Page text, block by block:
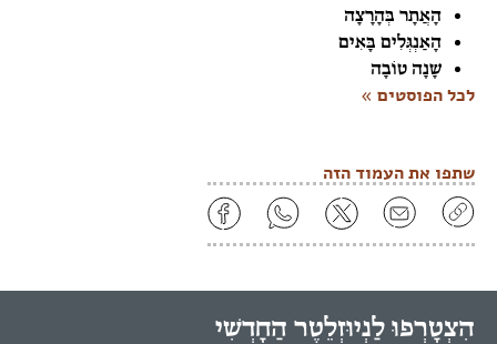
הָאֲתָר בְּהָרָצָה
הָאַנְגְּלִים בָּאִים
שָׁנָה טוֹבָה
לכל הפוסטים »
שתפו את העמוד הזה
הִצְטָרְפוּ לַנְיוּזְלֵטֶר הַחָדְשִׁי